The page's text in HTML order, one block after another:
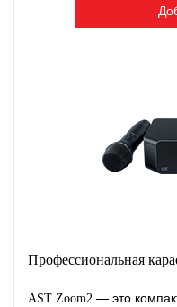
Профессиональная
AST Zoom2 — это